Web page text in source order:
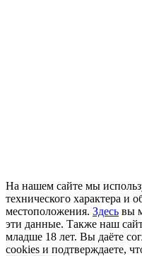
На нашем сайте мы
технического характера и
местоположения. Здесь вы
эти данные. Также наш
младше 18 лет. Вы даёте
cookies и подтверждаете,